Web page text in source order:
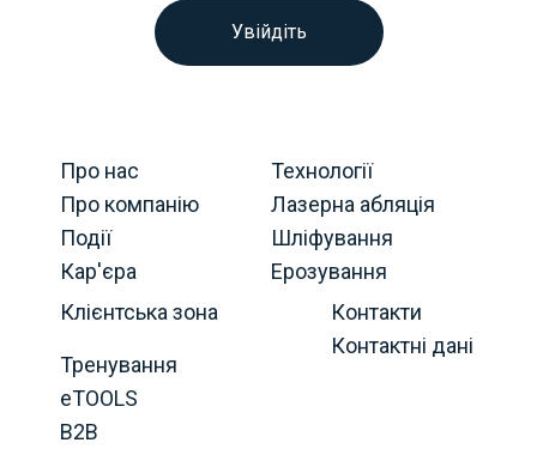
Увійдіть
Про нас
Про компанію
Події
Кар'єра
Технології
Лазерна абляція
Шліфування
Ерозування
Клієнтська зона
Тренування
eTOOLS
B2B
Контакти
Контактні дані